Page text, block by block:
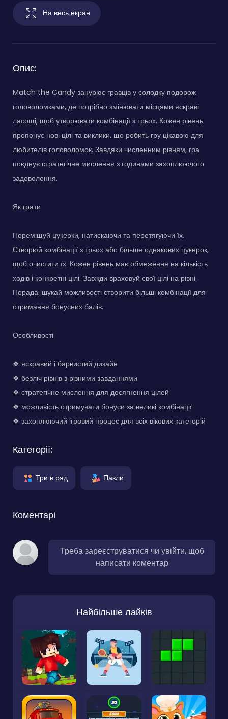
На весь екран
Опис:
Match the Candy занурює гравців у солодку подорож
головоломками, де потрібно змінювати місцями яскраві
ласощі, щоб утворювати комбінації з трьох. Кожен рівень
пропонує нові цілі та виклики, що робить гру цікавою для
любителів головоломок. Завдяки численним рівням, гра
поєднує стратегічне мислення з годинами захоплюючого
задоволення.
Як грати
Переміщуй цукерки, натискаючи та перетягуючи їх.
Створюй комбінації з трьох або більше однакових цукерок,
щоб очистити їх. Кожен рівень має обмеження на кількість
ходів і конкретні цілі. Завжди враховуй свої цілі на рівні.
Порада: шукай можливості створити більші комбінації для
отримання бонусних балів.
Особливості
❖ яскравий і барвистий дизайн
❖ безліч рівнів з різними завданнями
❖ стратегічне мислення для досягнення цілей
❖ можливість отримувати бонуси за великі комбінації
❖ захоплюючий ігровий процес для всіх вікових категорій
Категорії:
Три в ряд Пазли
Коментарі
Треба зареєструватися чи увійти, щоб
написати коментар
Найбільше лайків